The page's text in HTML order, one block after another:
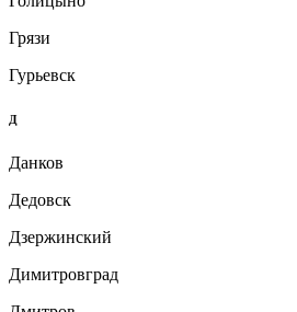
Грязи
Гурьевск
Д
Данков
Дедовск
Дзержинский
Димитровград